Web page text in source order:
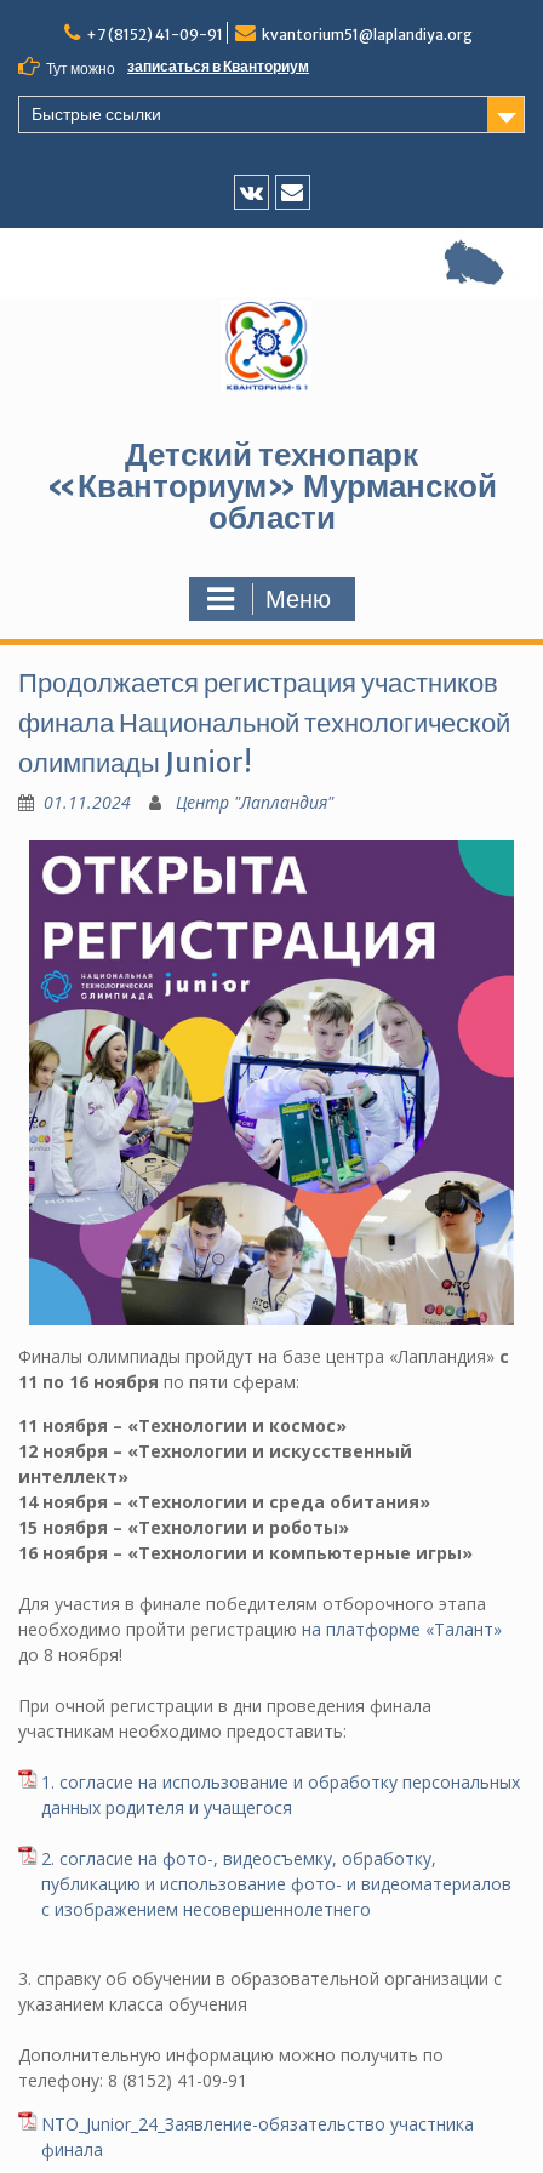
содержимому
+7 (8152) 41-09-91
kvantorium51@laplandiya.org
Тут можно
записаться в Кванториум
Быстрые ссылки
Vk
E-
Детский технопарк
«Кванториум» Мурманской
области
Меню
Продолжается регистрация участников
финала Национальной технологической
олимпиады Junior!
01.11.2024 Центр "Лапландия"
Финалы олимпиады пройдут на базе центра «Лапландия» с
11 по 16 ноября по пяти сферам:
11 ноября – «Технологии и космос»
12 ноября – «Технологии и искусственный
интеллект»
14 ноября – «Технологии и среда обитания»
15 ноября – «Технологии и роботы»
16 ноября – «Технологии и компьютерные игры»
Для участия в финале победителям отборочного этапа
необходимо пройти регистрацию на платформе «Талант»
до 8 ноября!
При очной регистрации в дни проведения финала
участникам необходимо предоставить:
1. согласие на использование и обработку персональных
данных родителя и учащегося
2. согласие на фото-, видеосъемку, обработку,
публикацию и использование фото- и видеоматериалов
с изображением несовершеннолетнего
3. справку об обучении в образовательной организации с
указанием класса обучения
Дополнительную информацию можно получить по
телефону: 8 (8152) 41-09-91
NTO_Junior_24_Заявление-обязательство участника
финала